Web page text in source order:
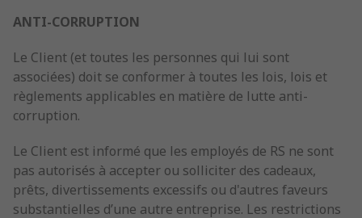
ANTI-CORRUPTION
Le Client (et toutes les personnes qui lui sont
associées) doit se conformer à toutes les lois, lois et
règlements applicables en matière de lutte anti-
corruption.
Le Client est informé que les employés de RS ne sont
pas autorisés à accepter ou solliciter des cadeaux,
prêts, divertissements excessifs ou d'autres faveurs
substantielles d’une autre entreprise. Les restrictions